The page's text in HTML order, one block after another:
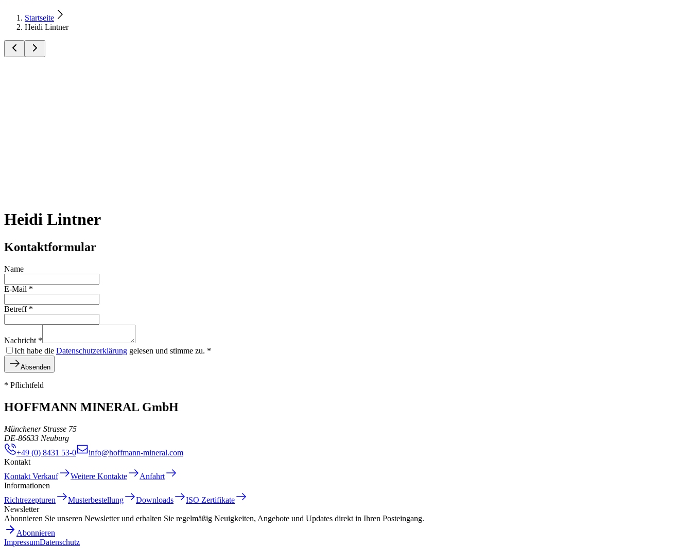
Startseite
Heidi Lintner
Heidi Lintner
Kontaktformular
Name
E-Mail *
Betreff*
Nachricht *
Ich habe die Datenschutzerklärung gelesen und stimme zu. *
Absenden
* Pflichtfeld
HOFFMANN MINERAL GmbH
Münchener Strasse 75
DE-86633 Neuburg
+49 (0) 8431 53-0
info@hoffmann-mineral.com
Kontakt
Kontakt Verkauf
Weitere Kontakte
Anfahrt
Informationen
Richtrezepturen
Musterbestellung Downloads
ISO Zertifikate
Newsletter
Abonnieren Sie unseren Newsletter und erhalten Sie regelmäßig Neuigkeiten, Angebote und Updates direkt in Ihren Posteingang.
Abonnieren
ImpressumDatenschutz